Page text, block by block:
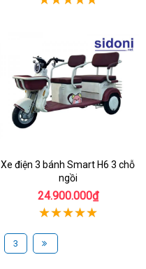
Xe điện 3 bánh Smart H6 3 chỗ
ngồi
24.900.000₫
3